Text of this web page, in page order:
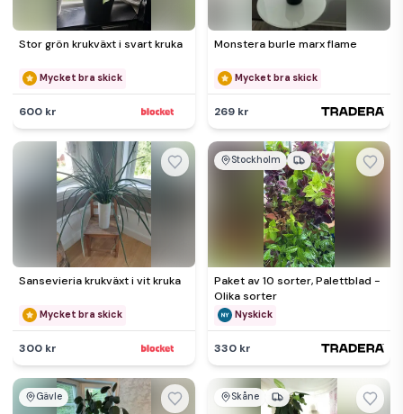
Stor grön krukväxt i svart kruka
Mycket bra skick
600 kr
Monstera burle marx flame
Mycket bra skick
269 kr
Sansevieria krukväxt i vit kruka
Mycket bra skick
300 kr
Stockholm
Paket av 10 sorter, Palettblad -
Olika sorter
Nyskick
330 kr
Gävle Skåne